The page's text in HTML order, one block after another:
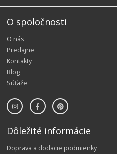
O spoločnosti
O nás
Predajne
Kontakty
Blog
Súťaže
Dôležité informácie
Doprava a dodacie podmienky